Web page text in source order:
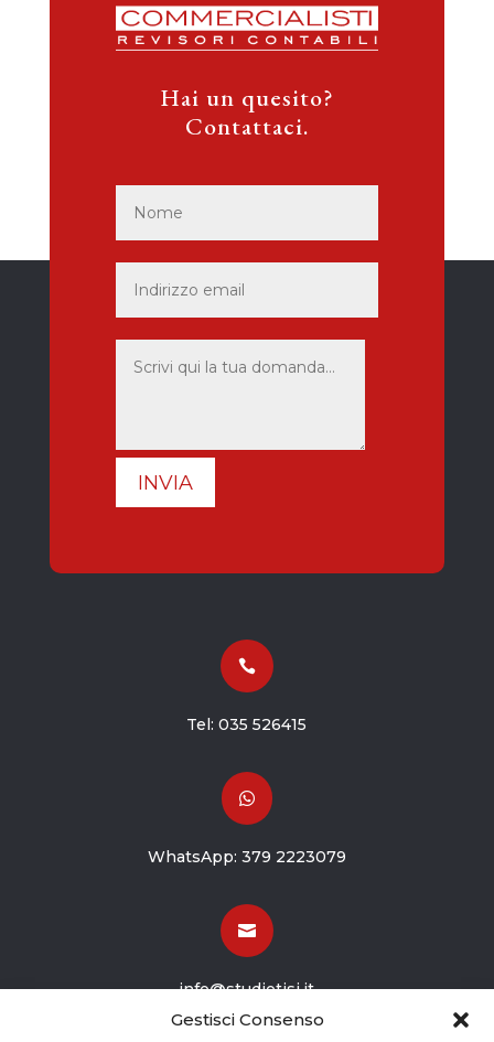
Gestisci Consenso
Hai un quesito?
Contattaci.
INVIA

Tel:035 526415

WhatsApp: 379 2223079

info@studiotisi.it